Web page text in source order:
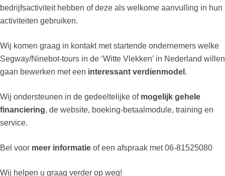
bedrijfsactiviteit hebben of deze als welkome aanvulling in hun
activiteiten gebruiken.
Wij komen graag in kontakt met startende ondernemers welke
Segway/Ninebot-tours in de ‘Witte Vlekken’ in Nederland willen
gaan bewerken met een interessant verdienmodel .
Wij ondersteunen in de gedeeltelijke of mogelijk gehele
financiering, de website, boeking-betaalmodule, training en
service.
Bel voor meer informatie of een afspraak met 06-81525080
Wij helpen u graag verder op weg!